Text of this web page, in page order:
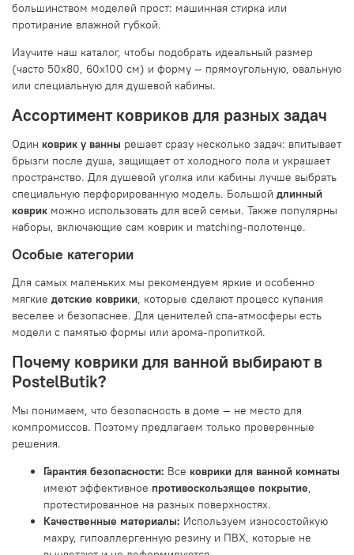
большинством моделей прост: машинная стирка или
протирание влажной губкой.
Изучите наш каталог, чтобы подобрать идеальный размер
(часто 50x80, 60x100 см) и форму — прямоугольную, овальную
или специальную для душевой кабины.
Ассортимент ковриков для разных задач
Один коврик у ванны решает сразу несколько задач: впитывает
брызги после душа, защищает от холодного пола и украшает
пространство. Для душевой уголка или кабины лучше выбрать
специальную перфорированную модель. Большой длинный
коврик можно использовать для всей семьи. Также популярны
наборы, включающие сам коврик и matching-полотенце.
Особые категории
Для самых маленьких мы рекомендуем яркие и особенно
мягкие детские коврики, которые сделают процесс купания
веселее и безопаснее. Для ценителей спа-атмосферы есть
модели с памятью формы или арома-пропиткой.
Почему коврики для ванной выбирают в
PostelButik?
Мы понимаем, что безопасность в доме — не место для
компромиссов. Поэтому предлагаем только проверенные
решения.
Гарантия безопасности: Все коврики для ванной комнаты
имеют эффективное противоскользящее покрытие,
протестированное на разных поверхностях.
Качественные материалы: Используем износостойкую
махру, гипоаллергенную резину и ПВХ, которые не